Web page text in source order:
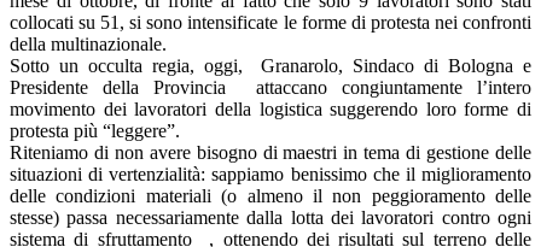
collocati su 51, si sono intensificate le forme di protesta nei confronti
della multinazionale.
Sotto un occulta regia, oggi, Granarolo, Sindaco di Bologna e
Presidente della Provincia attaccano congiuntamente l’intero
movimento dei lavoratori della logistica suggerendo loro forme di
protesta più “leggere”.
Riteniamo di non avere bisogno di maestri in tema di gestione delle
situazioni di vertenzialità: sappiamo benissimo che il miglioramento
delle condizioni materiali (o almeno il non peggioramento delle
stesse) passa necessariamente dalla lotta dei lavoratori contro ogni
sistema di sfruttamento , ottenendo dei risultati sul terreno delle